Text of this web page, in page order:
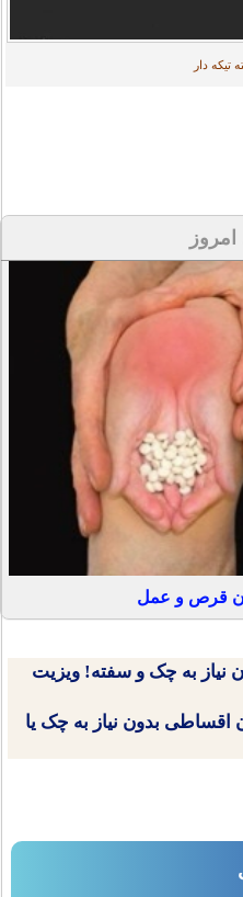
دار
امروز
قرص و عمل
نیاز به چک و سفته! ویزیت
اقساطی بدون نیاز به چک یا